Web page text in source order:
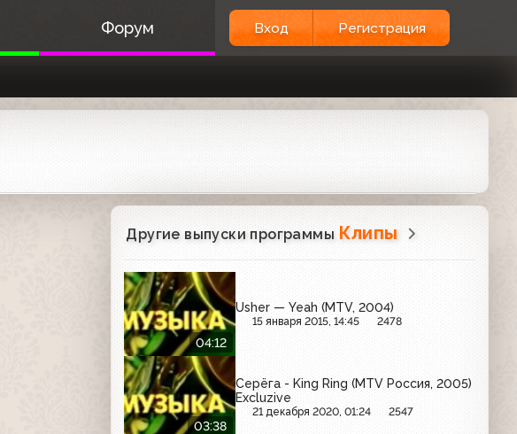
Форум Вход Регистрация
Другие выпуски программы Клипы
04:12
Usher — Yeah (MTV, 2004)
15 января 2015, 14:45 2478
03:38
Серёга - King Ring (MTV Россия, 2005)
Excluzive
21 декабря 2020, 01:24 2547